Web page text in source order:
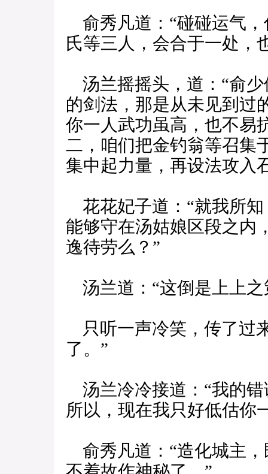
俞秀凡道：“碰碰运气
氏等三人，会合于一处，
汤兰摇摇头，道：“俞
的剑法，那是从未见到过
你一人武功虽高，也不易
二，咱们把金钓翁等召集
集中起力量，再设法攻入
花花妃子道：“就我所
能够守在汤姑娘区段之内
逸待劳么？”
汤兰道：“这倒是上上之
只听一声冷笑，传了过
了。”
汤兰冷冷接道：“我的
所以，现在我只好低估你
俞秀凡道：“造化城主